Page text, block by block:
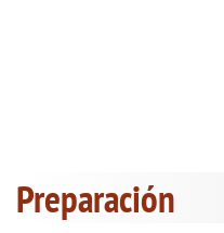
Preparación